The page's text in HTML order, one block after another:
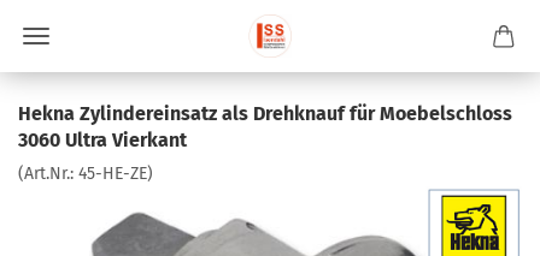
Hekna Zylindereinsatz als Drehknauf für Moebelschloss
3060 Ultra Vierkant
(Art.Nr.: 45-HE-ZE)